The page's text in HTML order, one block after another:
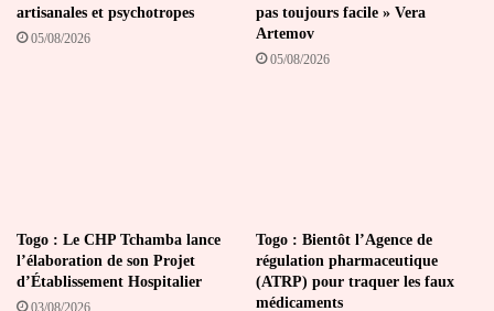
artisanales et psychotropes
05/08/2026
pas toujours facile » Vera
Artemov
05/08/2026
Togo : Le CHP Tchamba lance
l’élaboration de son Projet
d’Établissement Hospitalier
Togo : Bientôt l’Agence de
régulation pharmaceutique
(ATRP) pour traquer les faux
médicaments